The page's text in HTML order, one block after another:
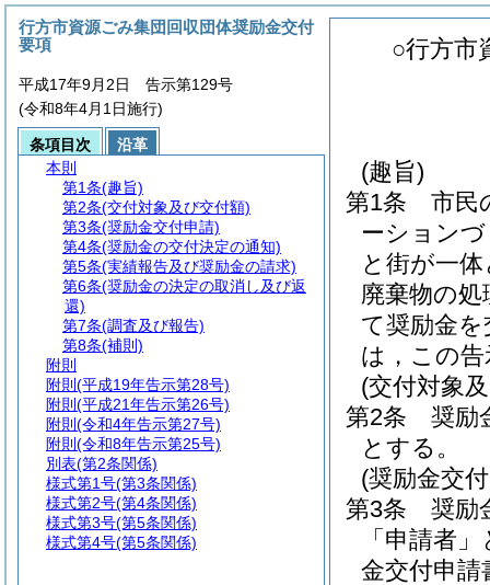
○行方市
(趣旨)
第1条
市民
ーション
と街が一
廃棄物の
て奨励金
は，この
(交付対象
第2条
奨励
とする。
(奨励金交
第3条
奨励
「申請者
金交付申請
行方市資源ごみ集団回収団体奨励金交付
要項
平成17年9月2日 告示第129号
(令和8年4月1日施行)
条項目次
沿革
本則
第1条(趣旨)
第2条(交付対象及び交付額)
第3条(奨励金交付申請)
第4条(奨励金の交付決定の通知)
第5条(実績報告及び奨励金の請求)
第6条(奨励金の決定の取消し及び返
還)
第7条(調査及び報告)
第8条(補則)
附則
附則 (平成19年告示第28号)
附則 (平成21年告示第26号)
附則 (令和4年告示第27号)
附則 (令和8年告示第25号)
別表(第2条関係)
様式第1号(第3条関係)
様式第2号(第4条関係)
様式第3号(第5条関係)
様式第4号(第5条関係)